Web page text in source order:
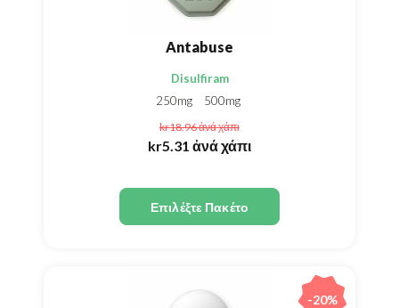
Antabuse
Disulfiram
250mg
500mg
kr18.96ἀνά χάπι
kr5.31 ἀνά χάπι
Επιλέξτε Πακέτο
-20%